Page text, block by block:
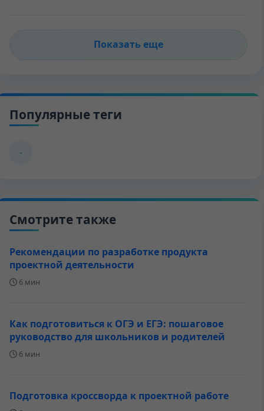
Показать еще
Популярные теги
-
Смотрите также
Рекомендации по разработке продукта
проектной деятельности
6 мин
Как подготовиться к ОГЭ и ЕГЭ: пошаговое
руководство для школьников и родителей
6 мин
Подготовка кроссворда к проектной работе